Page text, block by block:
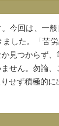
今回は、一
した。「苦
見つからず
せん。勿論
せず積極的